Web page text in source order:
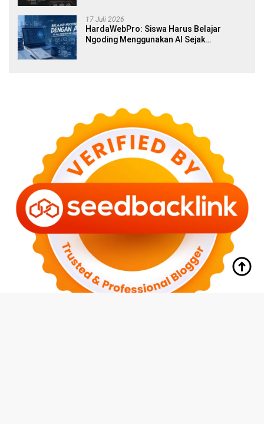
17 Juli 2026
HardaWebPro: Siswa Harus Belajar
Ngoding Menggunakan AI Sejak